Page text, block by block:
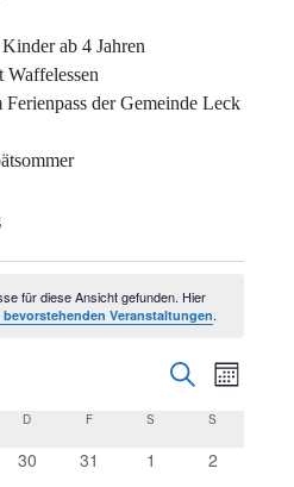
ab 4 Jahren
Waffelessen
der Gemeinde Leck
für diese Ansicht gefunden. Hier
Veranstaltungen.
Suche
SUCHE
MONAT
D DONNERSTAG
FFREITAG S SAMSTAGS
0
30
0
31
01
0
2